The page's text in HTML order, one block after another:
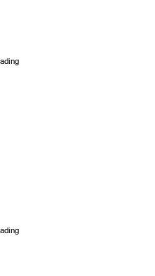
നടപടിയെന്ന്